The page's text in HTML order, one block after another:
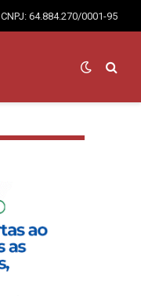
CNPJ: 64.884.270/0001-95